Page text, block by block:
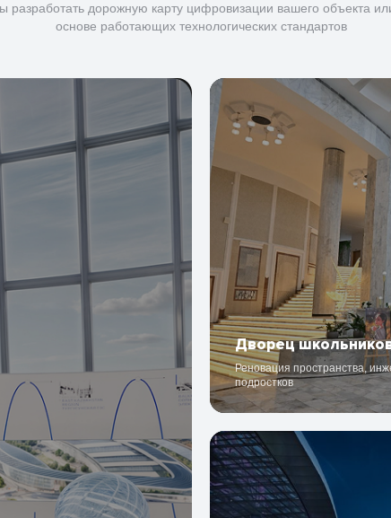
разработать дорожную карту цифровизации вашего объекта
основе работающих технологических стандартов
Дворец
Реновация пространства,
подростков